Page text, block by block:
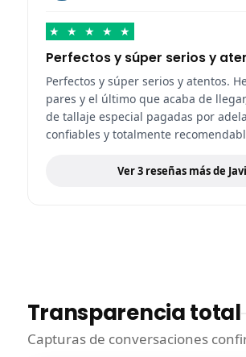
★ ★ ★ ★ ★
Perfectos y súper serios y
Perfectos y súper serios y atentos.
pares y el último que acaba de
de tallaje especial pagadas por
confiables y totalmente
Ver 3 reseñas más de
Transparencia total
Capturas de conversaciones